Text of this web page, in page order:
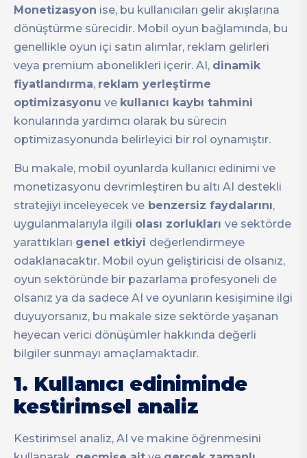
Monetizasyon ise, bu kullanıcıları gelir akışlarına
dönüştürme sürecidir. Mobil oyun bağlamında, bu
genellikle oyun içi satın alımlar, reklam gelirleri
veya premium abonelikleri içerir. AI, dinamik
fiyatlandırma, reklam yerleştirme
optimizasyonu ve kullanıcı kaybı tahmini
konularında yardımcı olarak bu sürecin
optimizasyonunda belirleyici bir rol oynamıştır.
Bu makale, mobil oyunlarda kullanıcı edinimi ve
monetizasyonu devrimleştiren bu altı AI destekli
stratejiyi inceleyecek ve benzersiz faydalarını,
uygulanmalarıyla ilgili olası zorlukları ve sektörde
yarattıkları genel etkiyi değerlendirmeye
odaklanacaktır. Mobil oyun geliştiricisi de olsanız,
oyun sektöründe bir pazarlama profesyoneli de
olsanız ya da sadece AI ve oyunların kesişimine ilgi
duyuyorsanız, bu makale size sektörde yaşanan
heyecan verici dönüşümler hakkında değerli
bilgiler sunmayı amaçlamaktadır.
1. Kullanıcı ediniminde
kestirimsel analiz
Kestirimsel analiz, AI ve makine öğrenmesini